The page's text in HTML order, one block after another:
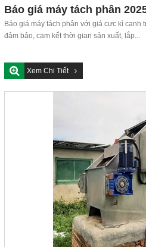
Báo giá máy tách phân
Báo giá máy tách phân với giá cực kì cạnh
đảm bảo, cam kết thời gian sản xuất, lắp...
Xem Chi Tiết